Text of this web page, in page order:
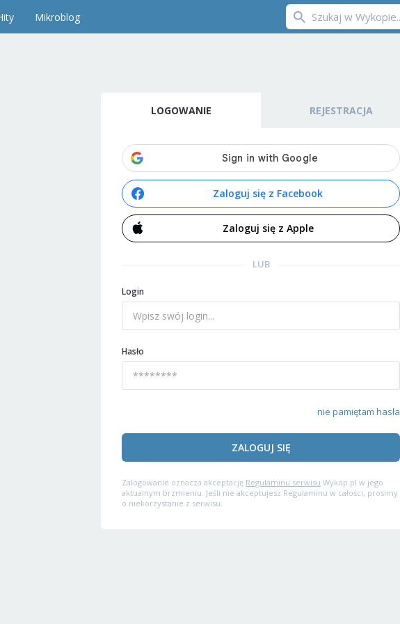
Mikroblog
LOGOWANIE REJESTRACJA
Zaloguj się z Facebook
Zaloguj się z Apple
LUB
Login
Hasło
nie pamiętam hasła
ZALOGUJ SIĘ
Zalogowanie oznacza akceptację Regulaminu serwisu Wykop.pl w jego
aktualnym brzmieniu. Jeśli nie akceptujesz Regulaminu w całości, prosimy
o niekorzystanie z serwisu.